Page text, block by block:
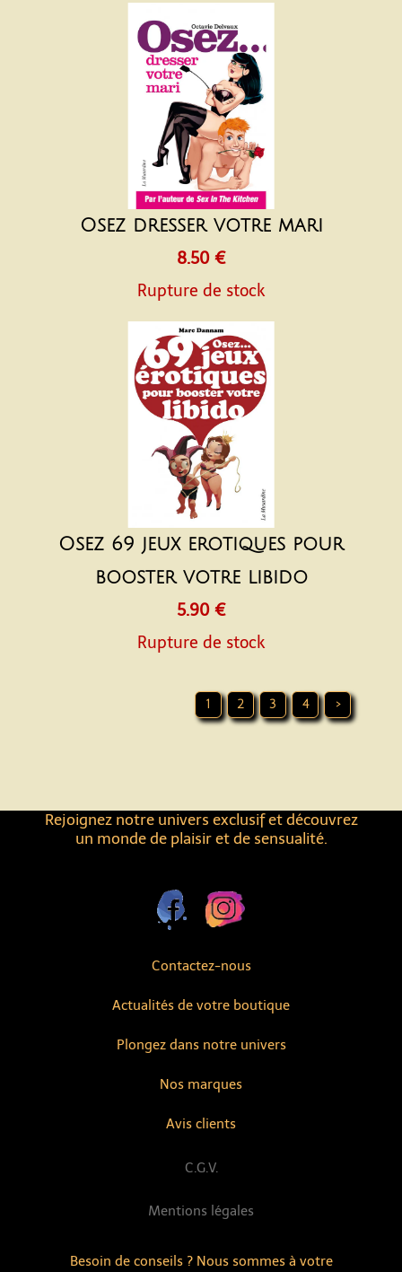
Contactez-nous
Actualités de votre boutique
Avis clients
Nos marques
Rejoignez notre univers exclusif et découvrez
un monde de plaisir et de sensualité.
Besoin de conseils ? Nous sommes à votre
Plongez dans notre univers
Mentions légales
C.G.V.
Osez dresser votre mari
8.50 €
Rupture de stock
Osez 69 jeux erotiques pour
booster votre libido
5.90 €
Rupture de stock
1 2 3 4 >